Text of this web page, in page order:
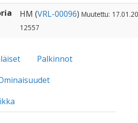
HM (VRL-00096) Muutettu:
12557
Palkinnot